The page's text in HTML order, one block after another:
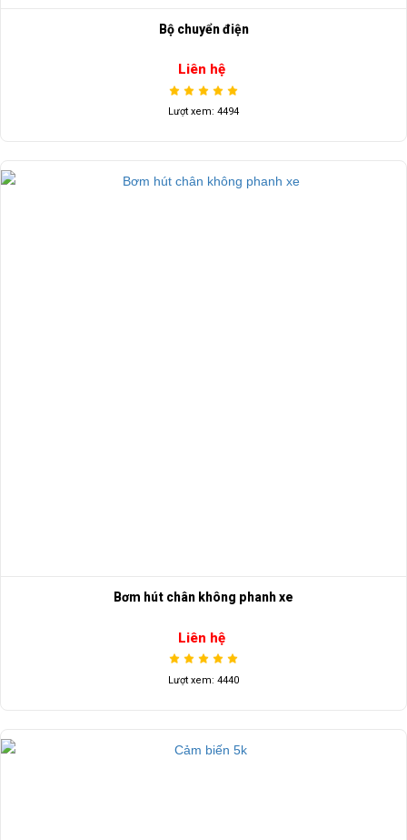
Bộ chuyển điện
Liên hệ
Lượt xem: 4494
Bơm hút chân không phanh xe
Liên hệ
Lượt xem: 4440